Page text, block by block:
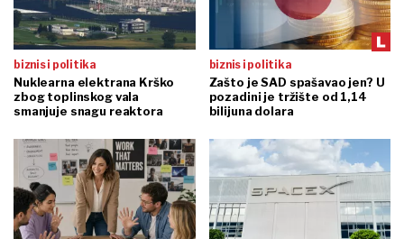
biznis i politika
Nuklearna elektrana Krško
zbog toplinskog vala
smanjuje snagu reaktora
biznis i politika
Zašto je SAD spašavao jen? U
pozadini je tržište od 1,14
bilijuna dolara